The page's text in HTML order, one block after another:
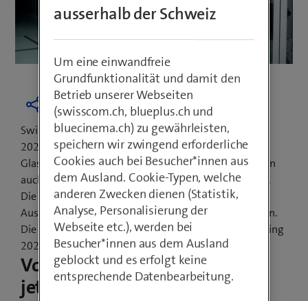
Swisscom hat das Versprechen abgegeben, bis Ende
2021 jede Schweizer Gemeinde mit
Glasfasertechnologien auszubauen. Davon profitieren
auch die Einwohnerinnen und Einwohner von Eriswil.
Die Gemeindevertretung und Swisscom haben den
Ausbau sowie den Baubeginn gemeinsam besprochen.
Die ersten sichtbaren Bauarbeiten beginnen im Frühling
2021.
Vorarbeiten beginnen bereits
jetzt
ausserhalb der Schweiz
Um eine einwandfreie
Grundfunktionalität und damit den
Betrieb unserer Webseiten
(swisscom.ch, blueplus.ch und
bluecinema.ch) zu gewährleisten,
speichern wir zwingend erforderliche
Cookies auch bei Besucher*innen aus
dem Ausland. Cookie-Typen, welche
anderen Zwecken dienen (Statistik,
Analyse, Personalisierung der
Webseite etc.), werden bei
Besucher*innen aus dem Ausland
geblockt und es erfolgt keine
entsprechende Datenbearbeitung.